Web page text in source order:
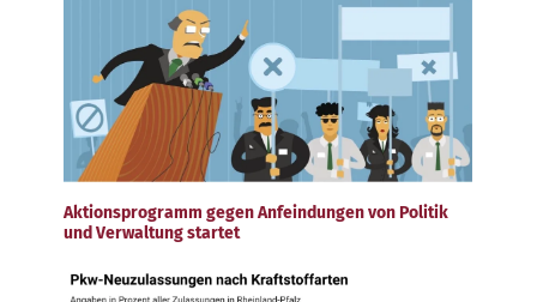
Aktionsprogramm gegen Anfeindungen von Politik
und Verwaltung startet